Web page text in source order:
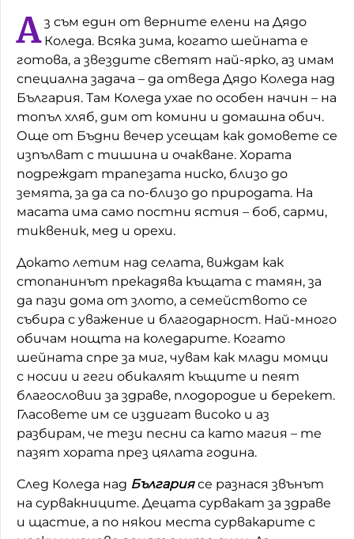
Домашен любимец
Питаме Ви
До ре ми
А з съм един от верните елени на Дядо
Коледа. Всяка зима, когато шейната е
готова, а звездите светят най-ярко, аз имам
специална задача – да отведа Дядо Коледа над
България. Там Коледа ухае по особен начин – на
топъл хляб, дим от комини и домашна обич.
Още от Бъдни вечер усещам как домовете се
изпълват с тишина и очакване. Хората
подреждат трапезата ниско, близо до
земята, за да са по-близо до природата. На
масата има само постни ястия – боб, сарми,
тиквеник, мед и орехи.
Докато летим над селата, виждам как
стопанинът прекадява къщата с тамян, за
да пази дома от злото, а семейството се
събира с уважение и благодарност. Най-много
обичам нощта на коледарите. Когато
шейната спре за миг, чувам как млади момци
с носии и геги обикалят къщите и пеят
благословии за здраве, плодородие и берекет.
Гласовете им се издигат високо и аз
разбирам, че тези песни са като магия – те
пазят хората през цялата година.
След Коледа над Българиясе разнася звънът
на сурвакниците. Децата сурвакат за здраве
и щастие, а по някои места сурвакарите с